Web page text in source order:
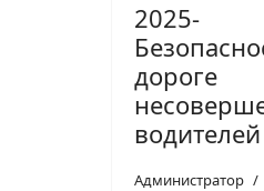
2025-
дороге
водителей
Администратор